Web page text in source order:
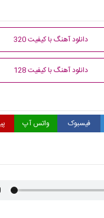
دانلود آهنگ با کیفیت 320
دانلود آهنگ با کیفیت 128
فیسبوک واتس آپ